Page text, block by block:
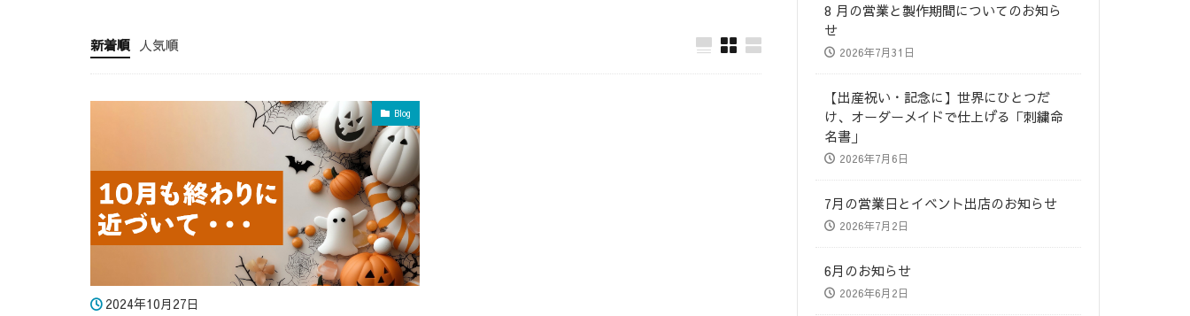
新着順 人気順
Blog
2024年10月27日
8 月の営業と製作期間についてのお知ら
せ
2026年7月31日
​【出産祝い・記念に】世界にひとつだ
け、オーダーメイドで仕上げる「刺繍命
名書」
2026年7月6日
7月の営業日とイベント出店のお知らせ
2026年7月2日
6月のお知らせ
2026年6月2日